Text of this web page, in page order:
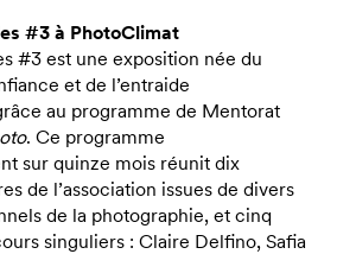
#3 à PhotoClimat
#3 est une exposition née du
et de l’entraide
au programme de Mentorat
. Ce programme
sur quinze mois réunit dix
de l’association issues de divers
de la photographie, et cinq
singuliers : Claire Delfino, Safia